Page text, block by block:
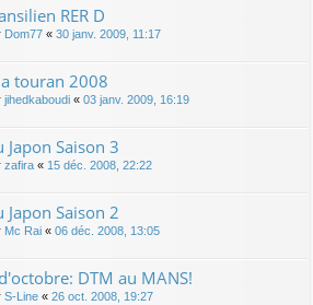
RER D
Dom77 « 30 janv. 2009, 11:17
touran 2008
jihedkaboudi « 03 janv. 2009, 16:19
Saison 3
zafira « 15 déc. 2008, 22:22
Saison 2
Mc Rai « 06 déc. 2008, 13:05
DTM au MANS!
S-Line « 26 oct. 2008, 19:27